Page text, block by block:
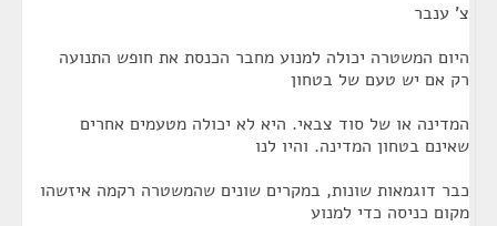
צ' ענבר
היום המשטרה יכולה למנוע מחבר הכנסת את חופש התנועה
רק אם יש טעם של בטחון
המדינה או של סוד צבאי. היא לא יכולה מטעמים אחרים
שאינם בטחון המדינה. והיו לנו
כבר דוגמאות שונות, במקרים שונים שהמשטרה רקמה איזשהו
מקום כניסה כדי למנוע